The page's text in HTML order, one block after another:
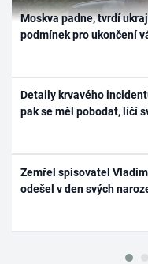
Moskva padne, tvrdí
podmínek pro ukončení
Detaily krvavého
pak se měl pobodat, líčí
Zemřel spisovatel
odešel v den svých